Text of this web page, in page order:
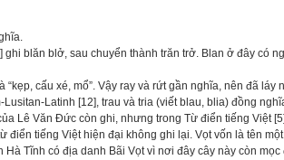
blăn blở, sau chuyển thành trăn trở. Blan ở đây có
cấu xé, mổ”. Vậy ray và rứt gần nghĩa, nên đã láy
Latinh [12], trau và tria (viết blau, blia) đồng
Lê Văn Đức còn ghi, nhưng trong Từ điển tiếng Việt
tiếng Việt hiện đại không ghi lại. Vọt vốn là tên
Tĩnh có địa danh Bãi Vọt vì nơi đây cây này còn mọc